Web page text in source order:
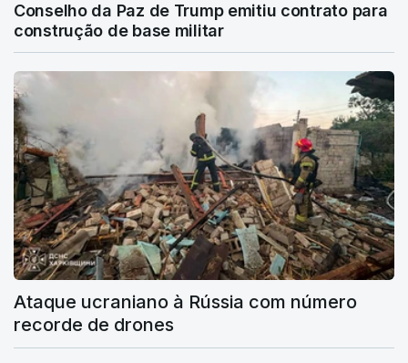
Conselho da Paz de Trump emitiu contrato para
construção de base militar
Ataque ucraniano à Rússia com número
recorde de drones